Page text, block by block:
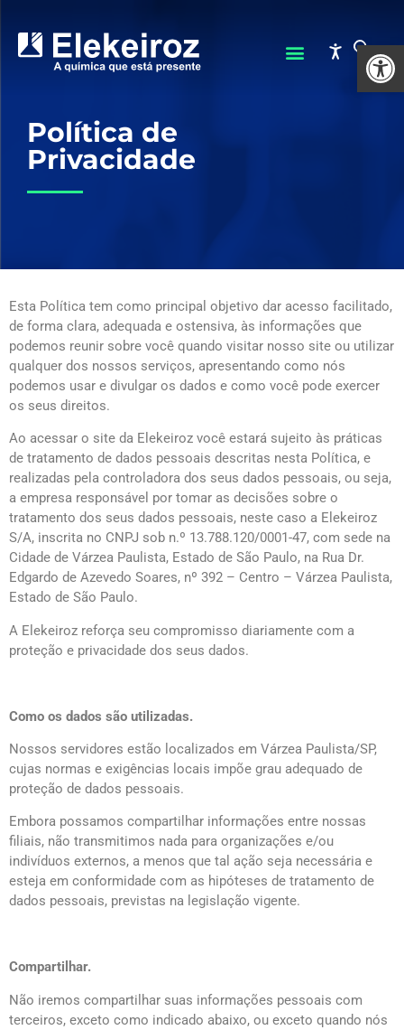
Abrir
Política de
Privacidade
Esta Política tem como principal objetivo dar acesso facilitado,
de forma clara, adequada e ostensiva, às informações que
podemos reunir sobre você quando visitar nosso site ou utilizar
qualquer dos nossos serviços, apresentando como nós
podemos usar e divulgar os dados e como você pode exercer
os seus direitos.
Ao acessar o site da Elekeiroz você estará sujeito às práticas
de tratamento de dados pessoais descritas nesta Política, e
realizadas pela controladora dos seus dados pessoais, ou seja,
a empresa responsável por tomar as decisões sobre o
tratamento dos seus dados pessoais, neste caso a Elekeiroz
S/A, inscrita no CNPJ sob n.º 13.788.120/0001-47, com sede na
Cidade de Várzea Paulista, Estado de São Paulo, na Rua Dr.
Edgardo de Azevedo Soares, nº 392 – Centro – Várzea Paulista,
Estado de São Paulo.
A Elekeiroz reforça seu compromisso diariamente com a
proteção e privacidade dos seus dados.
Como os dados são utilizadas.
Nossos servidores estão localizados em Várzea Paulista/SP,
cujas normas e exigências locais impõe grau adequado de
proteção de dados pessoais.
Embora possamos compartilhar informações entre nossas
filiais, não transmitimos nada para organizações e/ou
indivíduos externos, a menos que tal ação seja necessária e
esteja em conformidade com as hipóteses de tratamento de
dados pessoais, previstas na legislação vigente.
Compartilhar.
Não iremos compartilhar suas informações pessoais com
terceiros, exceto como indicado abaixo, ou exceto quando nós